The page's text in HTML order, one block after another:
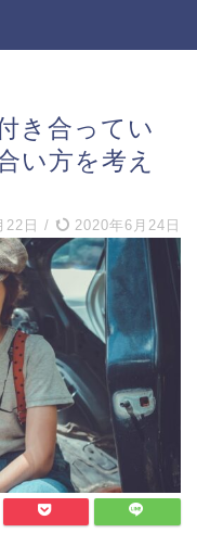
き合ってい
い方を考え
22日 / 2020年6月24日